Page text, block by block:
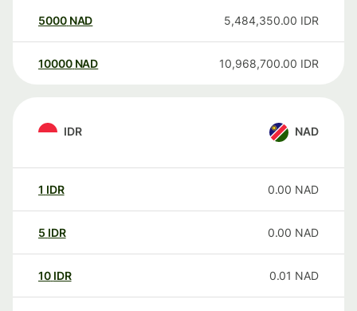
5000 NAD 5,484,350.00 IDR
10000 NAD 10,968,700.00 IDR
IDR NAD
1 IDR 0.00 NAD
5 IDR 0.00 NAD
10 IDR 0.01 NAD